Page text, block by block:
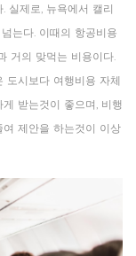
실제로 뉴욕에서 캘리
넘는다 이때의 항공비용
거의 맞먹는 비용이다
도시보다 여행비용 자체
게 받는것이 좋으며 비행
여 제안을 하는것이 이상